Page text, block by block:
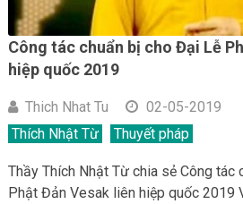
Công tác chuẩn bị cho Đại Lễ
hiệp quốc 2019
Thich Nhat Tu
02-05-2019
Thích Nhật Từ
Thuyết pháp
Thầy Thích Nhật Từ chia sẻ Công tác
Phật Đản Vesak liên hiệp quốc 2019